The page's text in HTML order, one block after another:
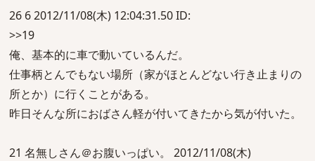
26 6 2012/11/08(木) 12:04:31.50 ID:
>>19
俺、基本的に車で動いているんだ。
仕事柄とんでもない場所（家がほとんどない行き止まりの
所とか）に行くことがある。
昨日そんな所におばさん軽が付いてきたから気が付いた。
21 名無しさん＠お腹いっぱい。 2012/11/08(木)